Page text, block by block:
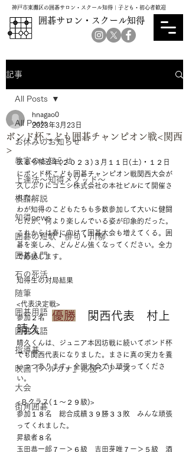
囲碁サロン・スクール知得
神戸市東灘区の囲碁サロン・スクール知得｜子ども・初心者歓迎
記事
All Posts
お休みのお知らせ
教室のお知らせ
上達法～知得メソッド～
棋譜解説
知得news
囲碁の短歌・俳句・川柳
囲碁入門
石の死活
随筆
囲碁用語
囲碁英語
指導碁
映画『ハルカナ』応援シリーズ
大会
街角囲碁
All Posts
ボンド杯こども囲碁チャンピオン戦<関西
>
hnagao0
2023年3月23日
去る令和五年(２０２３)３月１１日(土)・１２日
にボンド杯こども囲碁チャンピオン戦関西大会が
久しぶりにコニシ株式会社の本社ビルにて開催さ
れた。
わが知得のこどもたちも多数参加して大いに健闘
したが、何より楽しんでいる姿が印象的だった。
これからは春に向けて囲碁大会も増えてくる。囲
碁を楽しみ、どんどん強くなってください。全力
で応援します。
知得生の対局結果
<代表決定戦>
参加２名 優勝 関西代表　村上
晴久
晴久くんは、ジュニア本因坊戦に続いてボンド杯
でも関西代表になりました。まさに真の実力を養
いつつあります。全国大会でも頑張ってくださ
い。
<Ｂクラス(１～２９級)>
参加１８名　総合成績３９勝３３敗　みんな頑張
ってくれました。
昇級者８名
玉田恭一郎７ー＞６級　吉田芽唯７ー＞５級　酒